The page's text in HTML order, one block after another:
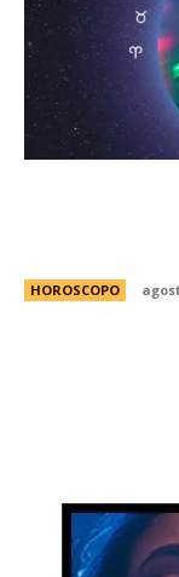
HOROSCOPO